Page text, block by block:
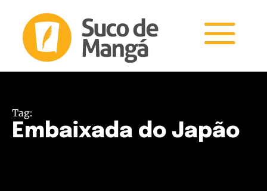
Tag:
Embaixada do Japão